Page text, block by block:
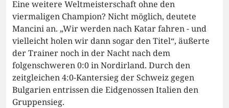
Eine weitere Weltmeisterschaft ohne den
viermaligen Champion? Nicht möglich, deutete
Mancini an. „Wir werden nach Katar fahren - und
vielleicht holen wir dann sogar den Titel“, äußerte
der Trainer noch in der Nacht nach dem
folgenschweren 0:0 in Nordirland. Durch den
zeitgleichen 4:0-Kantersieg der Schweiz gegen
Bulgarien entrissen die Eidgenossen Italien den
Gruppensieg.